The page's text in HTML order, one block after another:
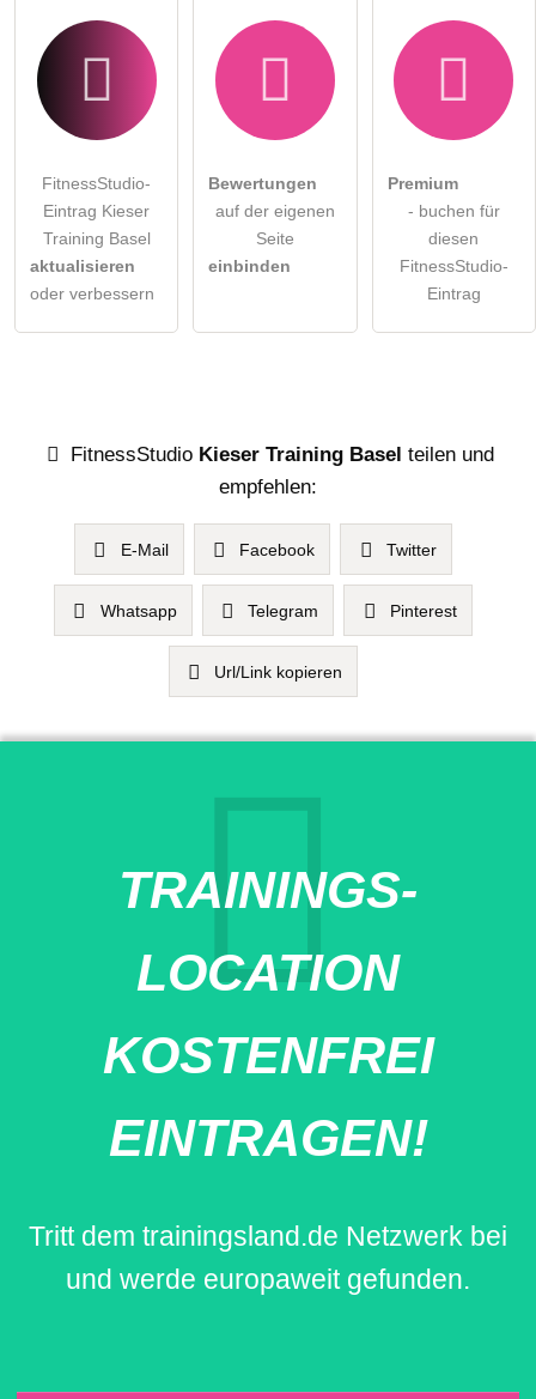
FitnessStudio-
Eintrag Kieser
Training Basel
aktualisieren
oder verbessern
Bewertungen
auf der eigenen
Seite
einbinden
Premium
- buchen für
diesen
FitnessStudio-
Eintrag
FitnessStudio Kieser Training Basel teilen und
empfehlen:
E-Mail Facebook Twitter
Whatsapp Telegram Pinterest
Url/Link kopieren
TRAININGS-
LOCATION
KOSTENFREI
EINTRAGEN!
Tritt dem trainingsland.de Netzwerk bei
und werde europaweit gefunden.